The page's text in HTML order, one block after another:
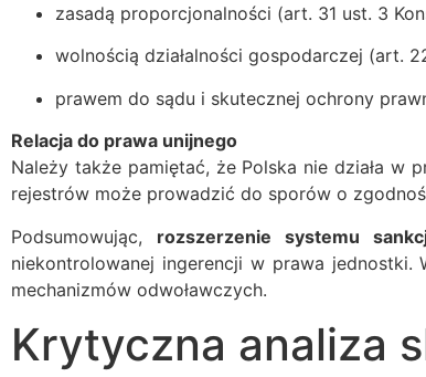
zasadą proporcjonalności (art. 31 ust. 3
wolnością działalności gospodarczej (art.
prawem do sądu i skutecznej ochrony
Relacja do prawa unijnego
Należy także pamiętać, że Polska nie działa w
rejestrów może prowadzić do sporów o
Podsumowując, rozszerzenie systemu
niekontrolowanej ingerencji w prawa
mechanizmów odwoławczych.
Krytyczna analiza